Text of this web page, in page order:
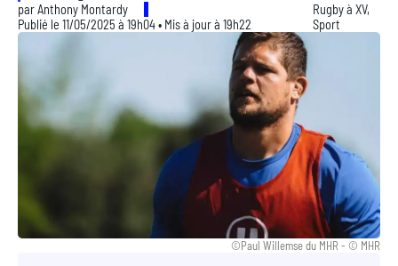
parAnthony Montardy
Publié le 11/05/2025 à 19h04 • Mis à jour à 19h22
Rugby à XV,
Sport
©Paul Willemse du MHR - © MHR